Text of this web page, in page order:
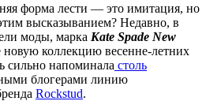
форма лести — это имитация, но
высказыванием? Недавно, в
моды, марка Kate Spade New
новую коллекцию весенне-летних
сильно напоминала столь
блогерами линию
Rockstud.